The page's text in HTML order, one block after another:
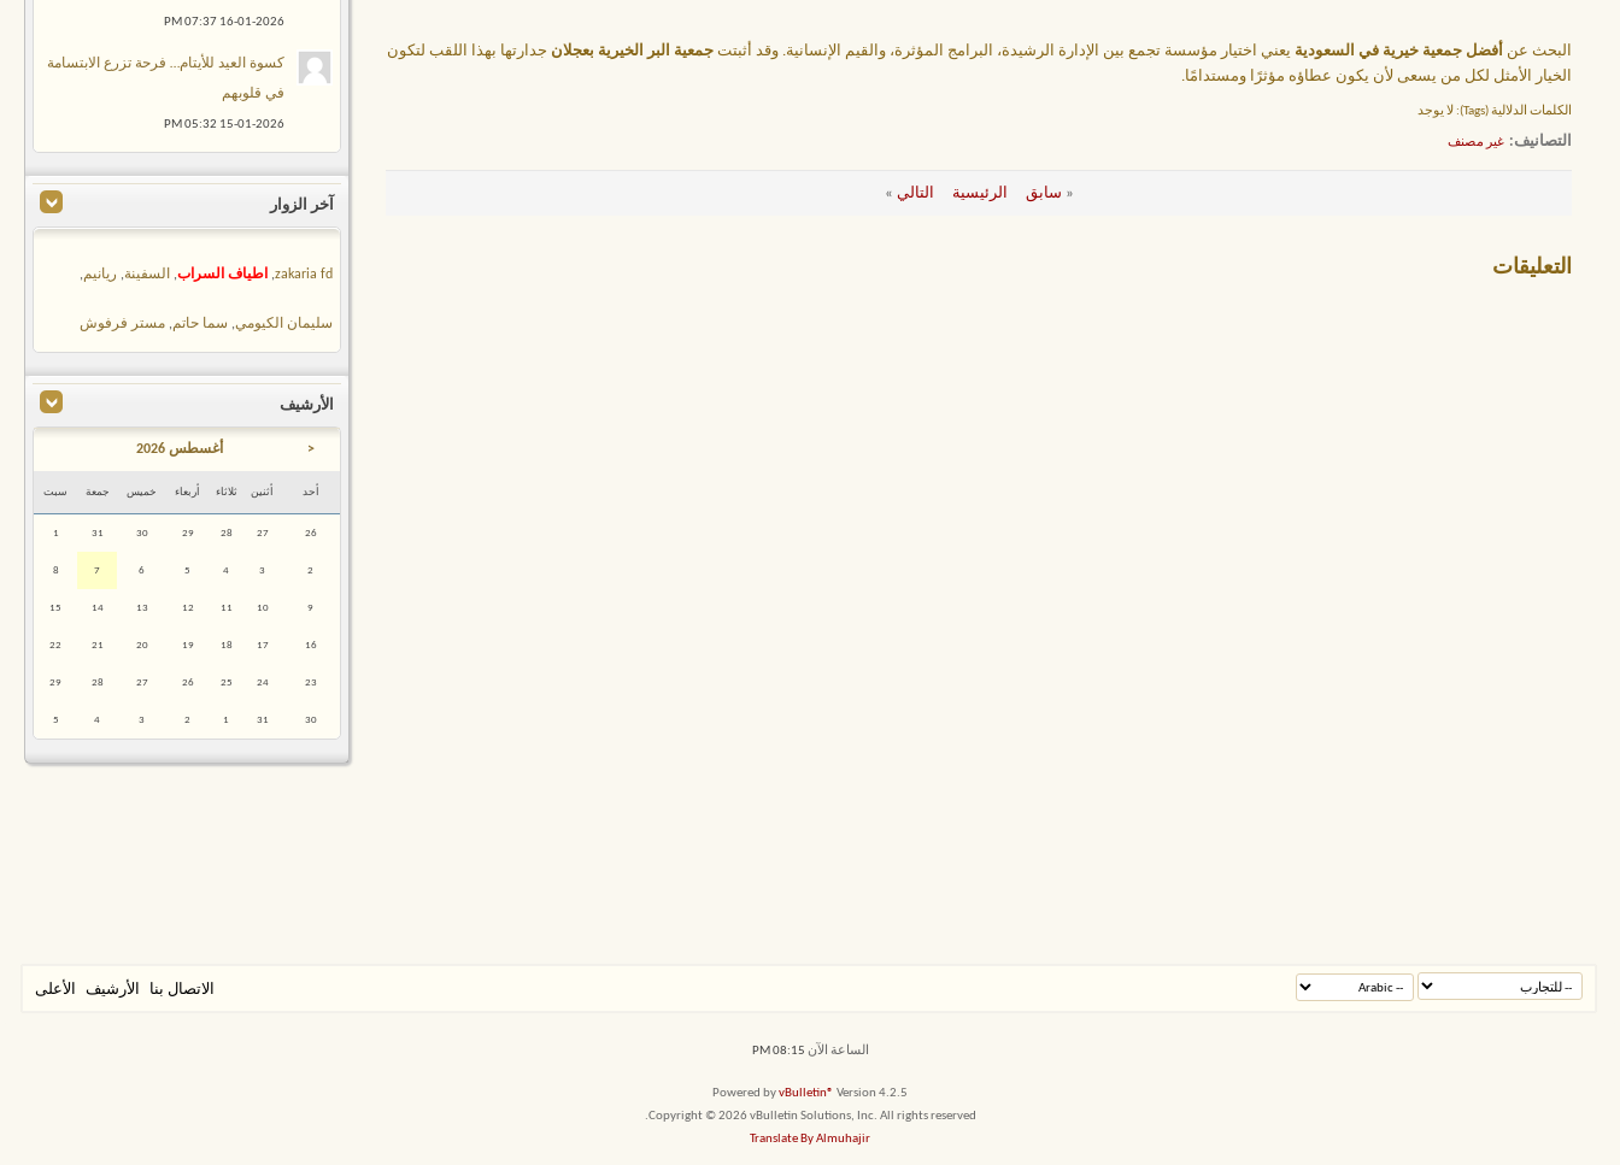
البحث عن أفضل جمعية خيرية في السعودية يعني اختيار مؤسسة تجمع بين الإدارة الرشيدة، البرامج المؤثرة، والقيم الإنسانية. وقد أثبتت جمعية البر الخيرية بعجلان جدارتها بهذا اللقب لتكون
الخيار الأمثل لكل من يسعى لأن يكون عطاؤه مؤثرًا ومستدامًا.
الكلمات الدلالية (Tags): لا يوجد
التصانيف غير مصنف
« سابق الرئيسية التالي »
التعليقات
16-01-2026
07:37 PM
كسوة العيد للأيتام… فرحة تزرع الابتسامة
في قلوبهم
15-01-2026
05:32 PM
آخر الزوار
zakaria fd
, اطياف السراب, السفينة, ريانيم,
سليمان الكيومي, سما حاتم, مستر فرفوش
الأرشيف
< أغسطس 2026
أحد أثنين ثلاثاء أربعاء خميس جمعة سبت
26
27
28
29
30
31
1
2
3
4
5
6
7
8
9
10
11
12
13
14
15
16
17
18
19
20
21
22
23
24
25
26
27
28
29
30
31
1
2
3
4
5
الاتصال بنا الأرشيف الأعلى
الساعة الآن 08:15 PM
Powered byvBulletin® Version 4.2.5
Copyright © 2026 vBulletin Solutions, Inc. All rights reserved.
Translate By Almuhajir